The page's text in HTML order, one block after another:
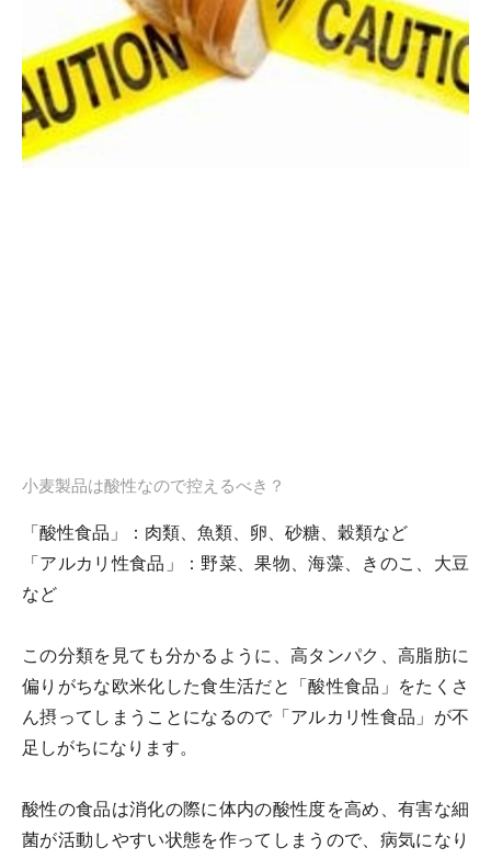
小麦製品は酸性なので控えるべき？
「酸性食品」：肉類、魚類、卵、砂糖、穀類など
「アルカリ性食品」：野菜、果物、海藻、きのこ、大豆
など
この分類を見ても分かるように、高タンパク、高脂肪に
偏りがちな欧米化した食生活だと「酸性食品」をたくさ
ん摂ってしまうことになるので「アルカリ性食品」が不
足しがちになります。
酸性の食品は消化の際に体内の酸性度を高め、有害な細
菌が活動しやすい状態を作ってしまうので、病気になり